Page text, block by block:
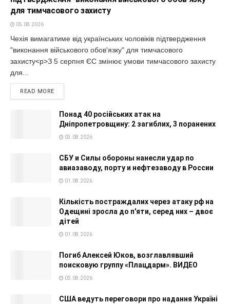
для тимчасового захисту
05.08.2026
Чехія вимагатиме від українських чоловіків підтвердження
"виконання військового обов'язку" для тимчасового
захисту<p>З 5 серпня ЄС змінює умови тимчасового захисту
для...
READ MORE
Понад 40 російських атак на
Дніпропетровщину: 2 загиблих, 3 поранених
03.08.2026
СБУ и Силы обороны нанесли удар по
авиазаводу, порту и нефтезаводу в России
01.08.2026
Кількість постраждалих через атаку рф на
Одещині зросла до п'яти, серед них – двоє
дітей
01.08.2026
Погиб Алексей Юков, возглавлявший
поисковую группу «Плацдарм». ВИДЕО
05.08.2026
США ведуть переговори про надання Україні